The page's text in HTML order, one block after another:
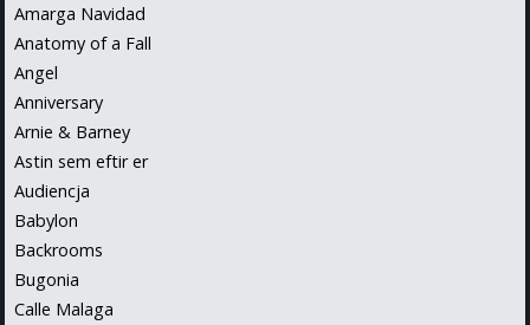
Amarga Navidad
Anatomy of a Fall
Angel
Anniversary
Arnie & Barney
Astin sem eftir er
Audiencja
Babylon
Backrooms
Bugonia
Calle Malaga